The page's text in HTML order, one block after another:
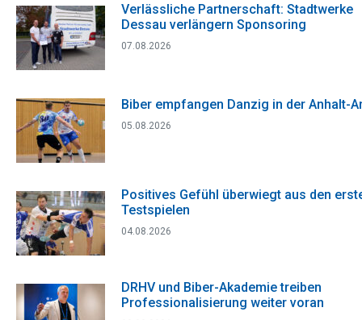
Verlässliche Partnerschaft: Stadtwerke
Dessau verlängern Sponsoring
07.08.2026
Biber empfangen Danzig in der Anhalt-
05.08.2026
Positives Gefühl überwiegt aus den
Testspielen
04.08.2026
DRHV und Biber-Akademie treiben
Professionalisierung weiter voran